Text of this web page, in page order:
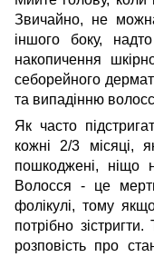
Звичайно, не
іншого боку,
накопичення
себорейного
та випадінню
Як часто
кожні 2/3 місяці,
пошкоджені, ніщо
Волосся - це
фолікулі, тому
потрібно
розповість про